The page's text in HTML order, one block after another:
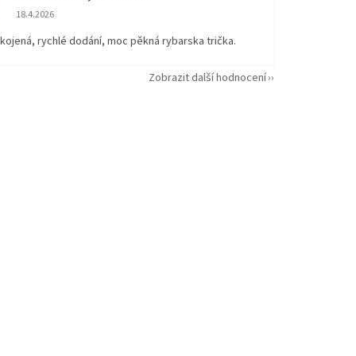
Hodnocení obchodu je 5 z 5 hvězdiček.
18.4.2026
rychlé dodání, moc pěkná rybarska trička.
Zobrazit další hodnocení